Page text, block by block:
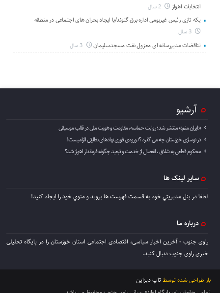
انتخابات اهواز
2 سال
یکه تازی رئیس غیربومی اداره برق گتوند/با ایجاد بحران های اجتماعی در منطقه
3 سال
تناقضات مدیررسانه ای معزول نفت مسجدسلیمان 3 سال
آرشیو
«ایران منم» منتشر شد؛ روایت حماسه، مقاومت و هویت ملی در قالب موسیقی
در نوسازی خوزستان چه می گذرد ؟/ ورودی فوری نهادهای نظارتی الزامیست!
محکوم قطعی به شلاق ، انفصال از خدمت و تبعید چگونه فرماندار اهواز شد؟
سایر لینک ها
لطفا در پنل مديريتي خود به قسمت فهرست ها برويد و منوي خود را ايجاد كنيد!
درباره ما
راوی جنوب - آخرین اخبار سیاسی، اقتصادی اجتماعی استان خوزستان را در پایگاه تحلیلی
خبری راوی جنوب دنبال کنید.
باز طراحی شده توسط تاپ دیزاین